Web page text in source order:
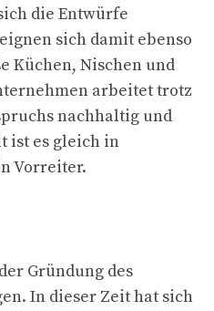
die Entwürfe
sich damit ebenso
Küchen, Nischen und
arbeitet trotz
nachhaltig und
ist es gleich in
Vorreiter.
Gründung des
In dieser Zeit hat sich